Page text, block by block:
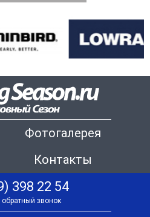
Фотогалерея
Контакты
398 22 54
обратный звонок